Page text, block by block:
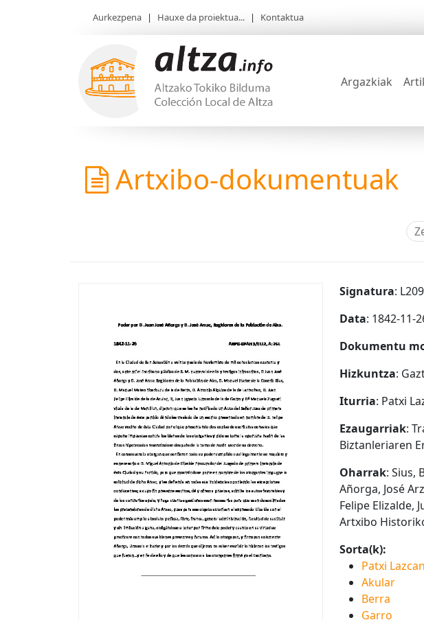
Aurkezpena | Hauxe da proiektua... | Kontaktua
Argazkiak
Artxibo-dokumentuak
Signatura:
Data: 1842-11-
Dokumentu
Hizkuntza:
Iturria: Patxi
Ezaugarriak:
Biztanleriaren
Oharrak: Sius,
Añorga, José
Felipe Elizalde,
Artxibo
Sorta(k):
Patxi
Akular
Berra
Garro